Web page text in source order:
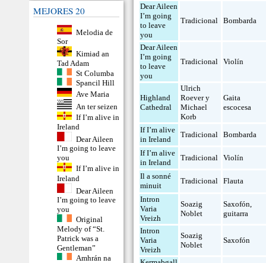
MEJORES 20
Melodia de
Sor
Kimiad an
Tad Adam
St Columba
Spancil Hill
Ave Maria
An ter seizen
If I’m alive in
Ireland
Dear Aileen
I’m going to leave
you
If I’m alive in
Ireland
Dear Aileen
I’m going to leave
you
Original
Melody of “St.
Patrick was a
Gentleman”
Amhrán na
Dear Aileen
I’m going
to leave
you
Tradicional Bombarda
Dear Aileen
I’m going
to leave
you
Tradicional Violín
Highland
Cathedral
Ulrich
Roever y
Michael
Korb
Gaita
escocesa
If I’m alive
in Ireland
Tradicional Bombarda
If I’m alive
in Ireland
Tradicional Violín
Il a sonné
minuit
Tradicional Flauta
Intron
Varia
Vreizh
Soazig
Noblet
Saxofón,
guitarra
Intron
Varia
Vreizh
Soazig
Noblet
Saxofón